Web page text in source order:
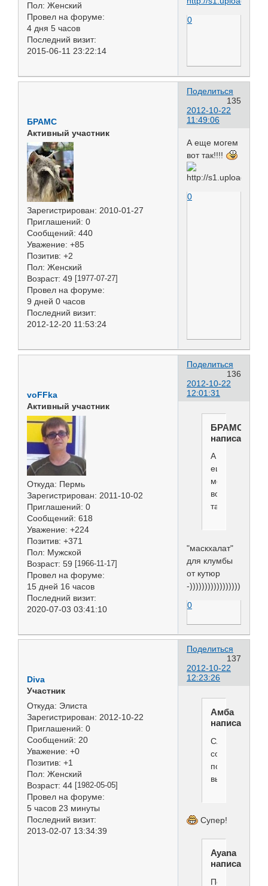
Пол: Женский
Провел на форуме:
4 дня 5 часов
Последний визит:
2015-06-11 23:22:14
0
Поделиться
135
2012-10-22
11:49:06
БРАМС
Активный участник
Зарегистрирован: 2010-01-27
Приглашений: 0
Сообщений: 440
Уважение: +85
Позитив: +2
Пол: Женский
Возраст: 49 [1977-07-27]
Провел на форуме:
9 дней 0 часов
Последний визит:
2012-12-20 11:53:24
А еще могем
вот так!!!!
0
Поделиться
136
2012-10-22
12:01:31
voFFka
Активный участник
Откуда: Пермь
Зарегистрирован: 2011-10-02
Приглашений: 0
Сообщений: 618
Уважение: +224
Позитив: +371
Пол: Мужской
Возраст: 59 [1966-11-17]
Провел на форуме:
15 дней 16 часов
Последний визит:
2020-07-03 03:41:10
БРАМС
написал(а):
А
еще
могем
вот
так!!!!
"маскхалат"
для клумбы
от кутюр
-)))))))))))))))))
0
Поделиться
137
2012-10-22
12:23:26
Diva
Участник
Откуда: Элиста
Зарегистрирован: 2012-10-22
Приглашений: 0
Сообщений: 20
Уважение: +0
Позитив: +1
Пол: Женский
Возраст: 44 [1982-05-05]
Провел на форуме:
5 часов 23 минуты
Последний визит:
2013-02-07 13:34:39
Амба
написал(а):
Сладкий
сон
после
выставки
Супер!
Ayana
написал(а):
Перцовая